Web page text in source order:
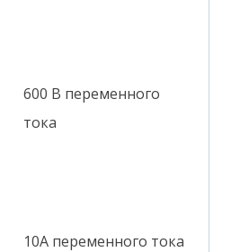
600 В переменного
тока
10А переменного тока